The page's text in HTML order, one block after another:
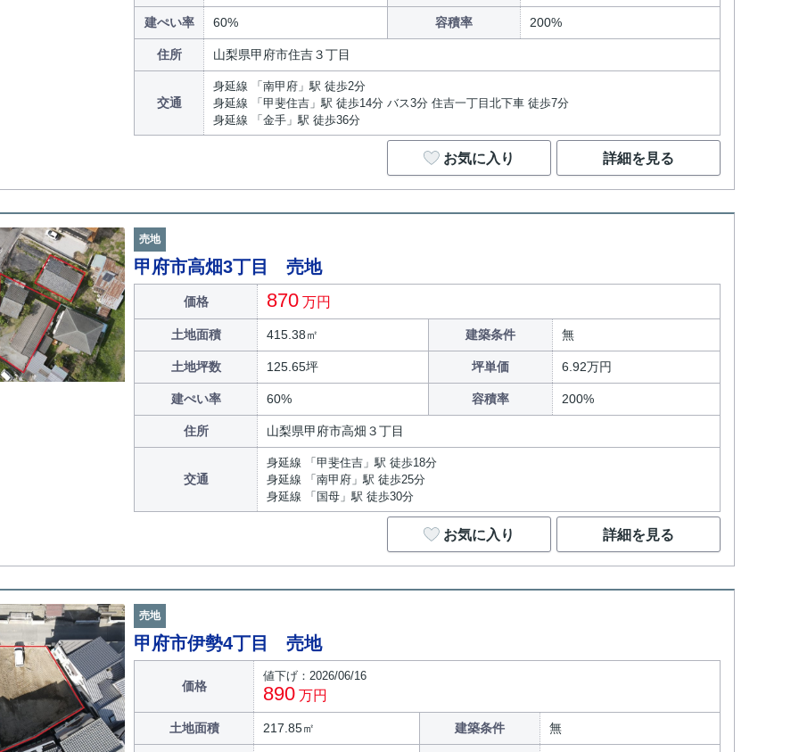
建ぺい率 60% 容積率 200%
住所 山梨県甲府市住吉３丁目
交通
身延線 「南甲府」駅 徒歩2分
身延線 「甲斐住吉」駅 徒歩14分 バス3分 住吉一丁目北下車 徒歩7分
身延線 「金手」駅 徒歩36分
お気に入り 詳細を見る
売地
甲府市高畑3丁目 売地
価格 870 万円
土地面積 415.38㎡ 建築条件 無
土地坪数 125.65坪 坪単価 6.92万円
建ぺい率 60% 容積率 200%
住所 山梨県甲府市高畑３丁目
交通
身延線 「甲斐住吉」駅 徒歩18分
身延線 「南甲府」駅 徒歩25分
身延線 「国母」駅 徒歩30分
お気に入り 詳細を見る
売地
甲府市伊勢4丁目 売地
価格
値下げ：2026/06/16
890 万円
土地面積 217.85㎡ 建築条件 無